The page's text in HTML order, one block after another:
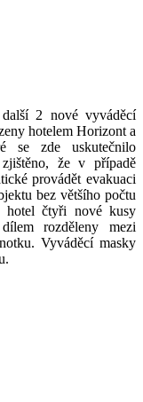
2 nové vyváděcí
hotelem Horizont a
se zde uskutečnilo
že v případě
provádět evakuaci
bez většího počtu
hotel čtyři nové kusy
rozděleny mezi
Vyváděcí masky